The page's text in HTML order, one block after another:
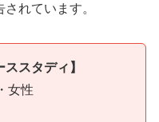
れています。
スタディ】
女性